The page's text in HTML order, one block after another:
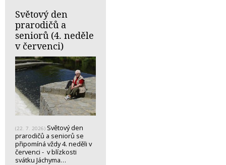
Světový den
prarodičů a
seniorů (4. neděle
v červenci)
(22. 7. 2026) Světový den
prarodičů a seniorů se
připomíná vždy 4. neděli v
červenci - v blízkosti
svátku Jáchyma…